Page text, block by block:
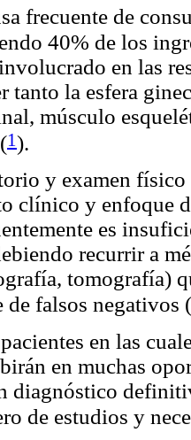
frecuente de
40% de los
en las
tanto la esfera
músculo
1).
y examen físico
clínico y enfoque
es
recurrir a
tomografía)
de falsos negativos (
en las
en muchas
diagnóstico
de estudios y